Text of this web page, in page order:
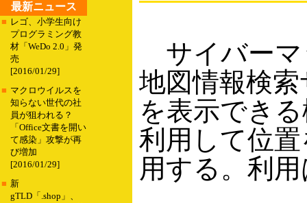
最新ニュース
■ レゴ、小学生向け
プログラミング教
材「WeDo 2.0」発
売
[2016/01/29]
■ マクロウイルスを
知らない世代の社
員が狙われる？
「Office文書を開い
て感染」攻撃が再
び増加
[2016/01/29]
■ 新
gTLD「.shop」、
サイバーマ
地図情報検
を表示でき
利用して位置
用する。利